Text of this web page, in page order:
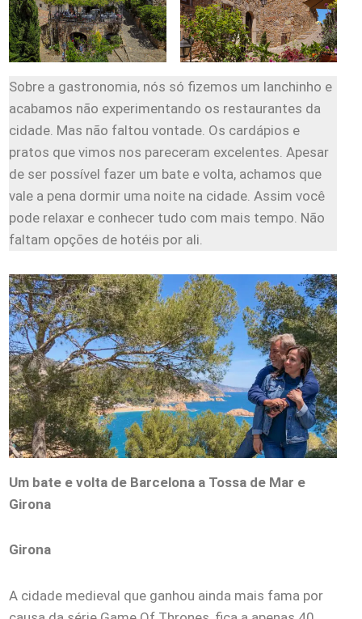
Sobre a gastronomia, nós só fizemos um lanchinho e
acabamos não experimentando os restaurantes da
cidade. Mas não faltou vontade. Os cardápios e
pratos que vimos nos pareceram excelentes. Apesar
de ser possível fazer um bate e volta, achamos que
vale a pena dormir uma noite na cidade. Assim você
pode relaxar e conhecer tudo com mais tempo. Não
faltam opções de hotéis por ali.
Um bate e volta de Barcelona a Tossa de Mar e
Girona
Girona
A cidade medieval que ganhou ainda mais fama por